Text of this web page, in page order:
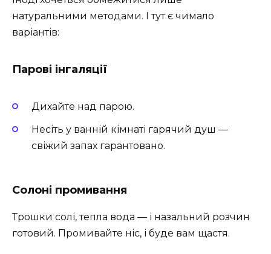
натуральними методами. І тут є чимало
варіантів:
Парові інгаляції
Дихайте над парою.
Несіть у ванній кімнаті гарячий душ —
свіжий запах гарантовано.
Солоні промивання
Трошки солі, тепла вода — і назальний розчин
готовий. Промивайте ніс, і буде вам щастя.